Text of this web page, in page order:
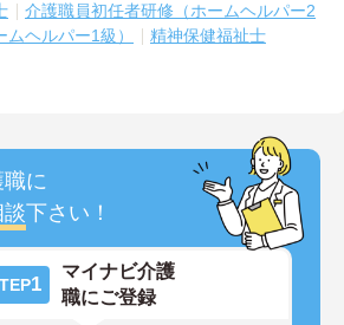
介護職員初任者研修（ホームヘルパー2
ヘルパー1級） 精神保健福祉士
に
下さい！
1
マイナビ介護
職にご登録